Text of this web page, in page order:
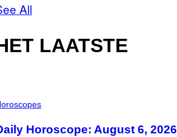
All
LAATSTE
Horoscope: August 6, 2026